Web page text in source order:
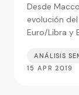
de
Desde
evolución
Euro/Libra y
ANÁLISIS
15 APR 2019